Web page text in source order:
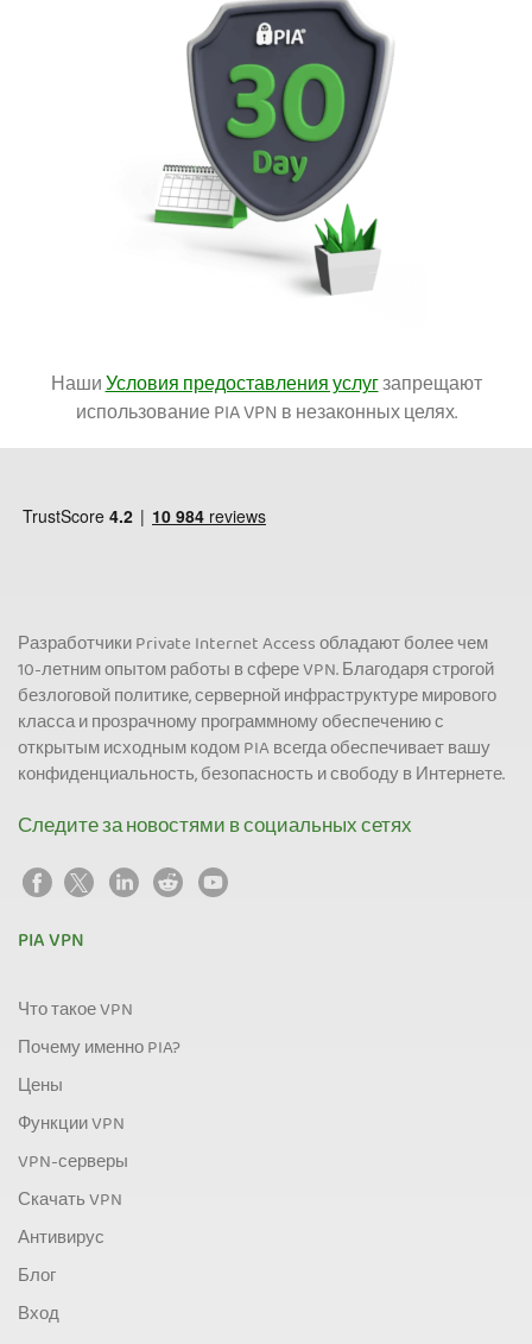
НашиУсловия предоставления услугзапрещают
использование PIA VPN в незаконных целях.
Разработчики Private Internet Access обладают более чем
10-летним опытом работы в сфере VPN. Благодаря строгой
безлоговой политике, серверной инфраструктуре мирового
класса и прозрачному программному обеспечению с
открытым исходным кодом PIA всегда обеспечивает вашу
конфиденциальность, безопасность и свободу в Интернете.
Следите за новостями в социальных сетях
PIA VPN
Что такое VPN
Почему именно PIA?
Цены
Функции VPN
VPN-серверы
Скачать VPN
Антивирус
Блог
Вход